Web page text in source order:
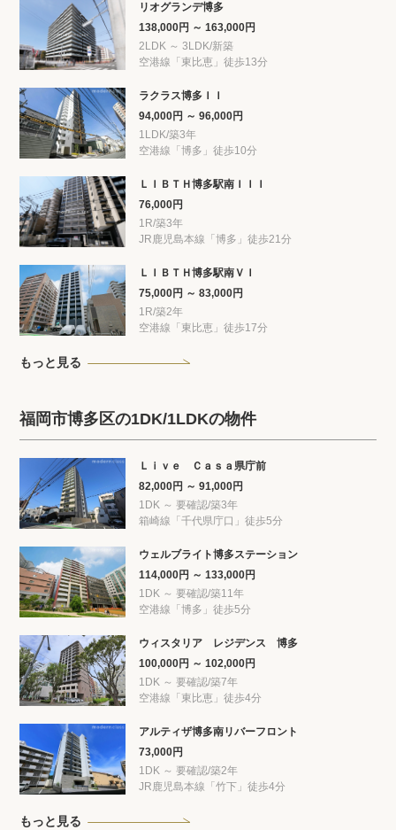
リオグランデ博多
138,000円 ～ 163,000円
2LDK ～ 3LDK/新築
空港線「東比恵」徒歩13分
ラクラス博多ＩＩ
94,000円 ～ 96,000円
1LDK/築3年
空港線「博多」徒歩10分
ＬＩＢＴＨ博多駅南ＩＩＩ
76,000円
1R/築3年
JR鹿児島本線「博多」徒歩21分
ＬＩＢＴＨ博多駅南ＶＩ
75,000円 ～ 83,000円
1R/築2年
空港線「東比恵」徒歩17分
もっと見る
福岡市博多区の1DK/1LDKの物件
Ｌｉｖｅ Ｃａｓａ県庁前
82,000円 ～ 91,000円
1DK ～ 要確認/築3年
箱崎線「千代県庁口」徒歩5分
ウェルブライト博多ステーション
114,000円 ～ 133,000円
1DK ～ 要確認/築11年
空港線「博多」徒歩5分
ウィスタリア レジデンス 博多
100,000円 ～ 102,000円
1DK ～ 要確認/築7年
空港線「東比恵」徒歩4分
アルティザ博多南リバーフロント
73,000円
1DK ～ 要確認/築2年
JR鹿児島本線「竹下」徒歩4分
もっと見る